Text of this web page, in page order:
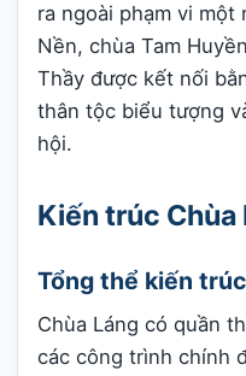
ra ngoài phạm vi một
Nền, chùa Tam
Thầy được kết nối
thân tộc biểu tượng
hội.
Kiến trúc Chùa
Tổng thể kiến trúc
Chùa Láng có quần
các công trình chính